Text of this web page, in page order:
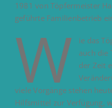
1981 von Töpfermeister
geführte Familienbetrieb
W
ie das
auch die
der Zeit
viele Vorgänge stehen
Hilfsmittel zur Verfügung,